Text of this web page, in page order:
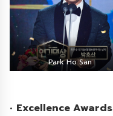
Park Ho San
• Excellence Awards